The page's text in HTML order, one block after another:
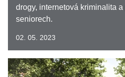
drogy, internetová kriminalita
seniorech.
02. 05. 2023